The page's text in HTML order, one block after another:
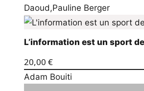
Daoud,Pauline Berger
L’information est un sport
20,00 €
Adam Bouiti